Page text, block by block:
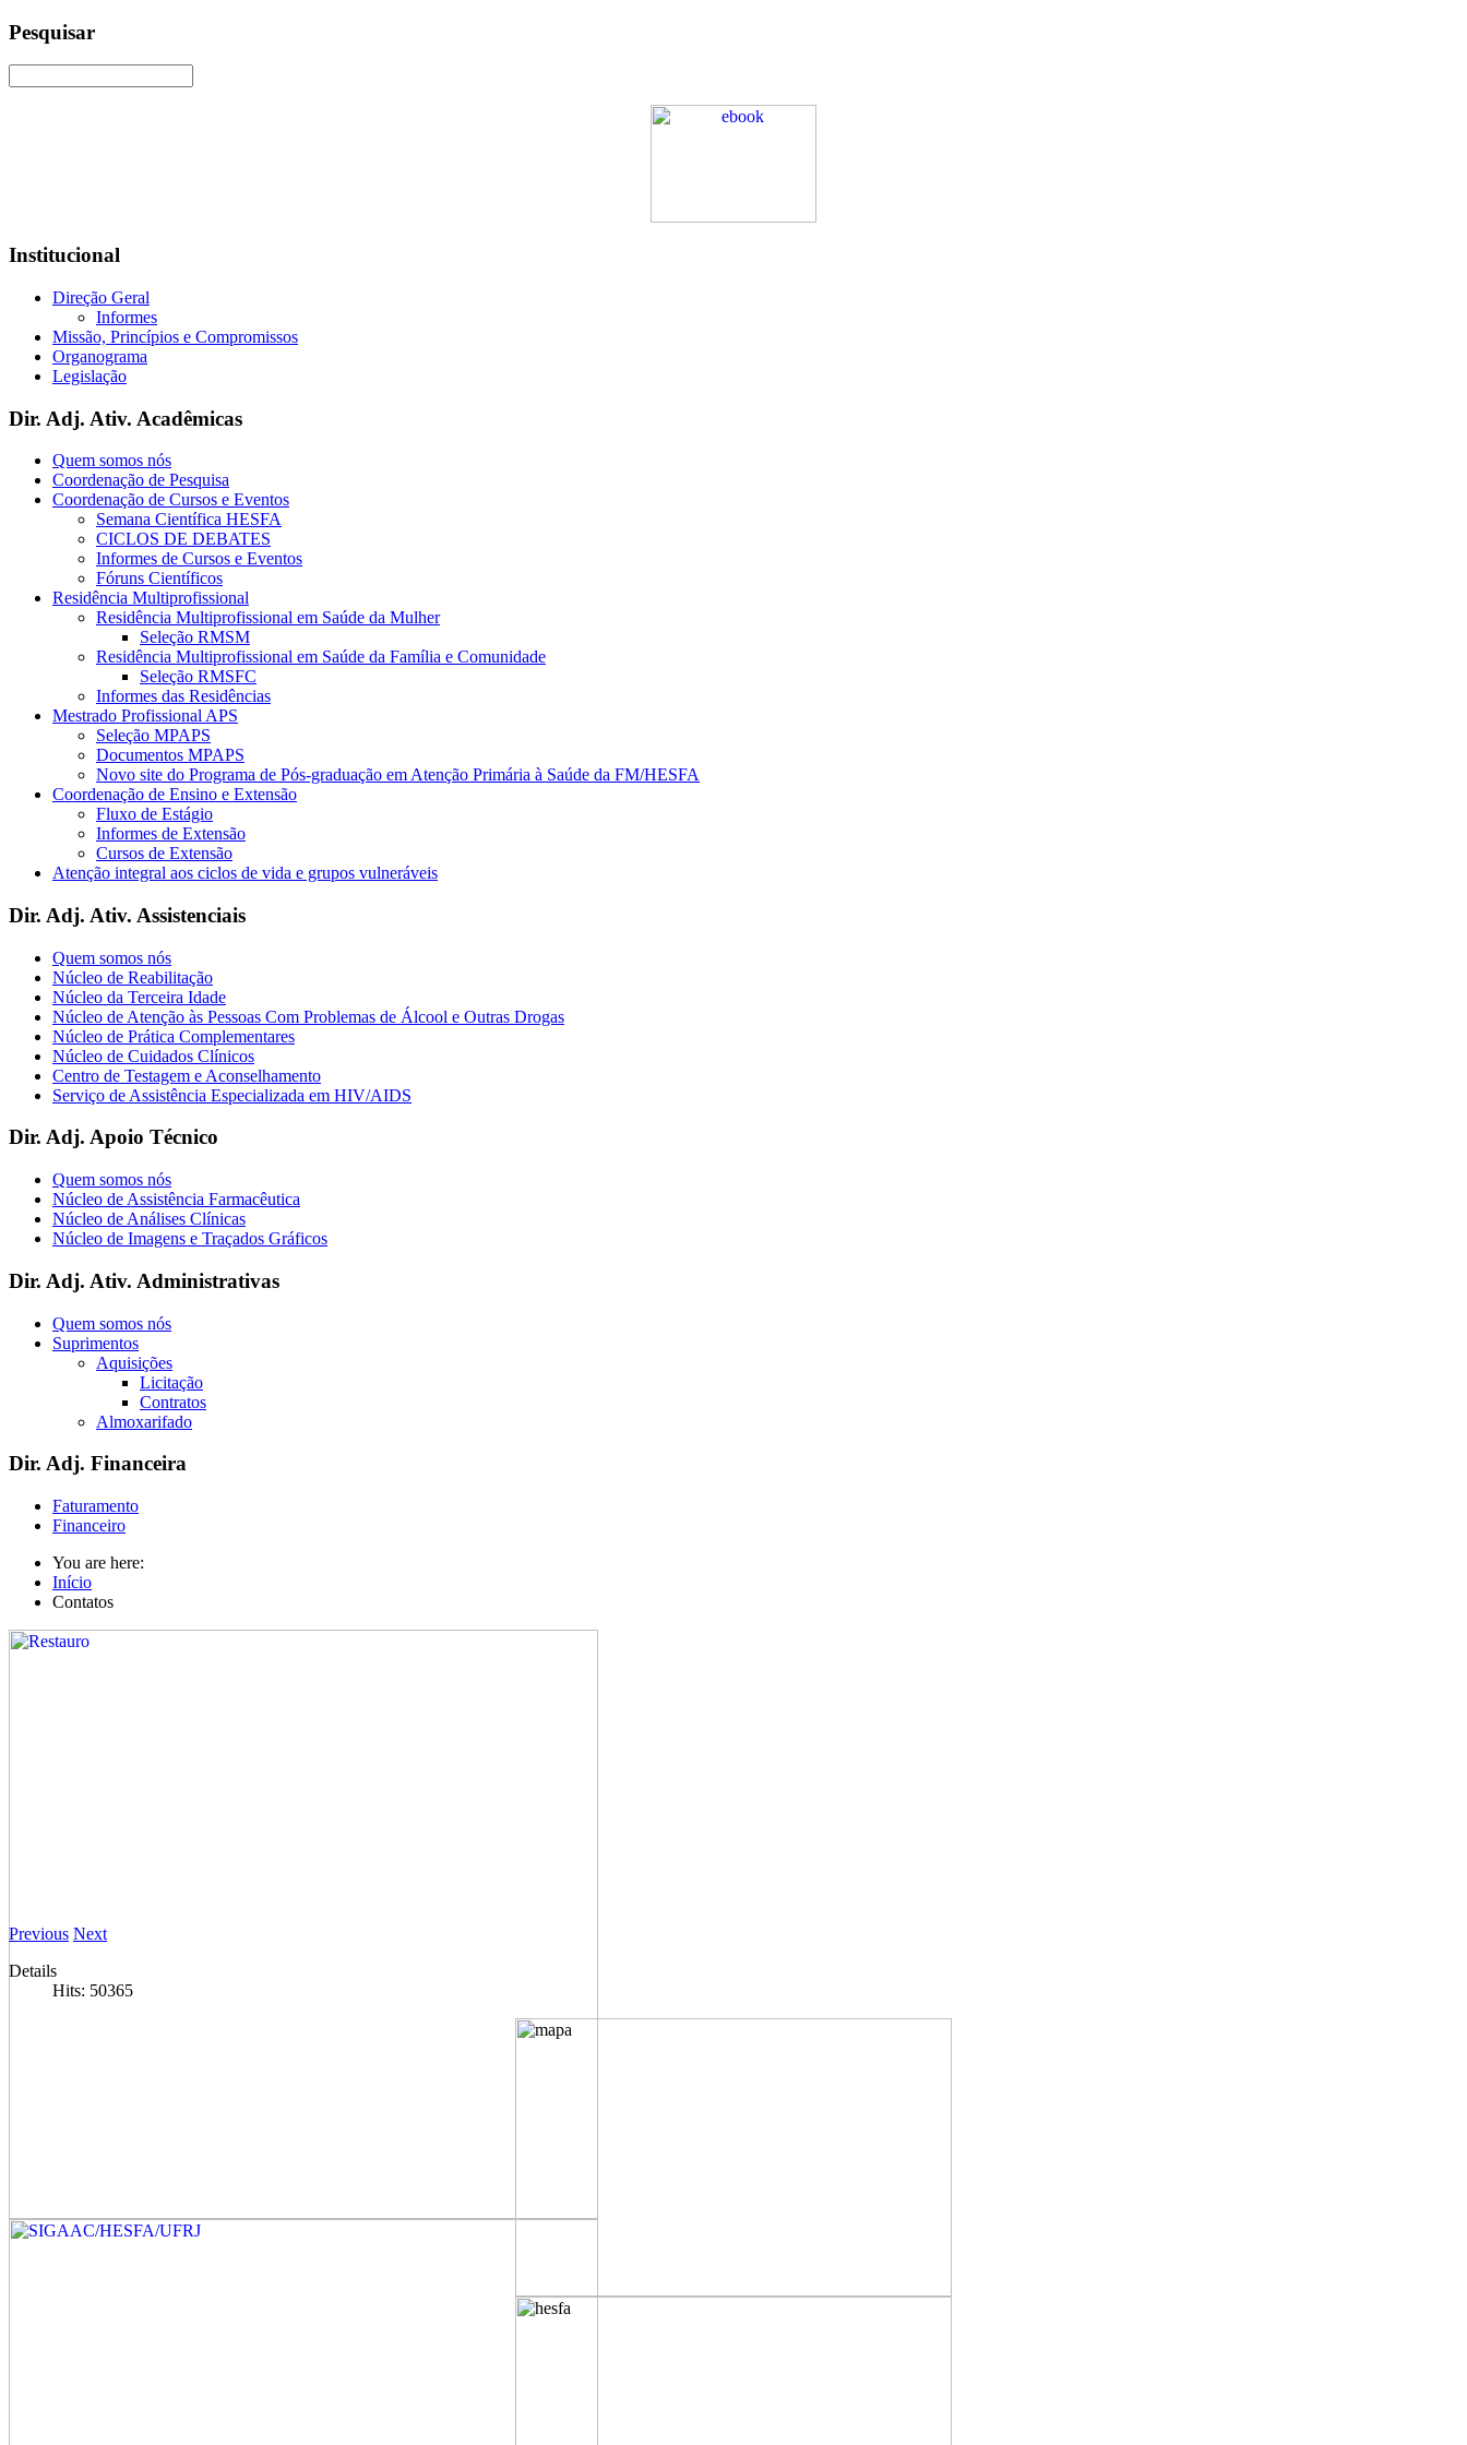
Pesquisar
Institucional
Direção Geral
Informes
Missão, Princípios e Compromissos
Organograma
Legislação
Dir. Adj. Ativ. Acadêmicas
Quem somos nós
Coordenação de Pesquisa
Coordenação de Cursos e Eventos
Semana Científica HESFA
CICLOS DE DEBATES
Informes de Cursos e Eventos
Fóruns Científicos
Residência Multiprofissional
Residência Multiprofissional em Saúde da Mulher
Seleção RMSM
Residência Multiprofissional em Saúde da Família e Comunidade
Seleção RMSFC
Informes das Residências
Mestrado Profissional APS
Seleção MPAPS
Documentos MPAPS
Novo site do Programa de Pós-graduação em Atenção Primária à Saúde da FM/HESFA
Coordenação de Ensino e Extensão
Fluxo de Estágio
Informes de Extensão
Cursos de Extensão
Atenção integral aos ciclos de vida e grupos vulneráveis
Dir. Adj. Ativ. Assistenciais
Quem somos nós
Núcleo de Reabilitação
Núcleo da Terceira Idade
Núcleo de Atenção às Pessoas Com Problemas de Álcool e Outras Drogas
Núcleo de Prática Complementares
Núcleo de Cuidados Clínicos
Centro de Testagem e Aconselhamento
Serviço de Assistência Especializada em HIV/AIDS
Dir. Adj. Apoio Técnico
Quem somos nós
Núcleo de Assistência Farmacêutica
Núcleo de Análises Clínicas
Núcleo de Imagens e Traçados Gráficos
Dir. Adj. Ativ. Administrativas
Quem somos nós
Suprimentos
Aquisições
Licitação
Contratos
Almoxarifado
Dir. Adj. Financeira
Faturamento
Financeiro
You are here:
Início
Contatos
Previous Next
Details
Hits: 50365